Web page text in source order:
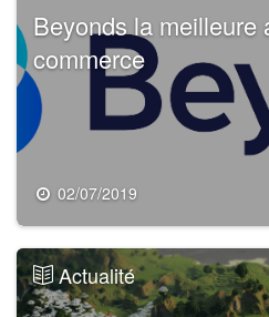
Beyonds la meilleure
commerce
02/07/2019
Actualité